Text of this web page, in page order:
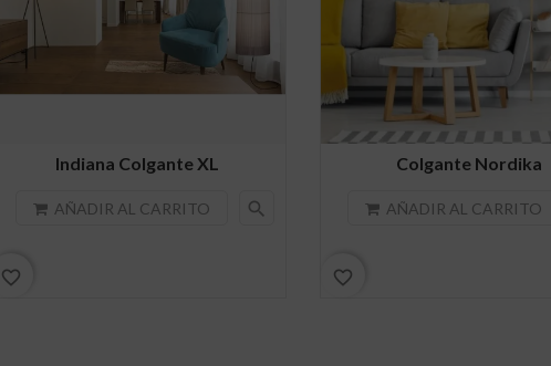
Indiana Colgante XL
AÑADIR AL CARRITO search
favorite_border
Colgante Nordika
AÑADIR AL CARRITO
favorite_border